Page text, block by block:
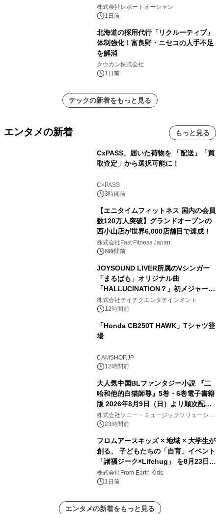
センター・高速光通信需要が成長を加
速
株式会社レポートオーシャン
1日前
北海道の採用代行「リクルーティブ」
体制強化！富良野・ニセコの人手不足
を解消
クウカン株式会社
1日前
テックの新着をもっと見る
エンタメの新着 もっと見る
CxPASS、届いた荷物を 「配送」「買
取査定」から選択可能に！
C×PASS
3時間前
【エニタイムフィットネス 国内の会員
数120万人突破】グランドオープンの
西小山店が世界6,000店舗目で達成！
株式会社Fast Fitness Japan
6時間前
JOYSOUND LIVER所属のVシンガー
「まるぱも」オリジナル曲
「HALLUCINATION？」初メジャー配
信リリース決定！
株式会社テイチクエンタテインメント
12時間前
「Honda CB250T HAWK」Tシャツ登
場
CAMSHOP.JP
12時間前
大人気中国BLファンタジー小説 『二
哈和他的白猫師尊』5巻・6巻電子書籍
版 2026年8月9日（日）より順次配信
開始
株式会社ソニー・ミュージックソリューショ
ンズ23時間前
フロムアースキッズ × 地域 × 大学生が
創る、 子どもたちの「自育」イベント
「諸福ジーク×Lifehug」 を8月23日
(日)開催
株式会社From Earth Kids
1日前
エンタメの新着をもっと見る